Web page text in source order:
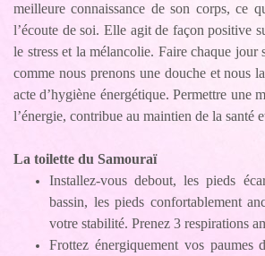
meilleure connaissance de son corps, ce
l’écoute de soi. Elle agit de façon positive
le stress et la mélancolie. Faire chaque jour
comme nous prenons une douche et nous
acte d’hygiène énergétique. Permettre une
l’énergie, contribue au maintien de la santé
La toilette du Samouraï
Installez-vous debout, les pieds
bassin, les pieds confortablement
votre stabilité. Prenez 3 respirations
Frottez énergiquement vos paumes